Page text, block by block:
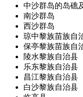
中沙群岛的岛礁
南沙群岛
西沙群岛
琼中黎族苗族自
保亭黎族苗族自
陵水黎族自治县
乐东黎族自治县
昌江黎族自治县
白沙黎族自治县